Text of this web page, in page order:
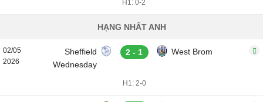
H1: 0-2
HẠNG NHẤT ANH
02/05
2026
Sheffield
Wednesday
2 - 1 West Brom
H1: 2-0